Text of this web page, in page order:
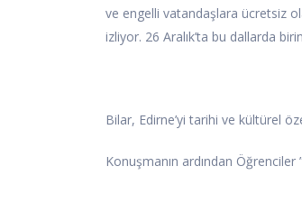
ve engelli vatandaşlara ücretsiz
izliyor. 26 Aralık’ta bu dallarda
Bilar, Edirne’yi tarihi ve kültürel
Konuşmanın ardından